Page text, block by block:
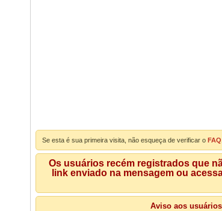
Se esta é sua primeira visita, não esqueça de verificar o FAQ
Os usuários recém registrados que
link enviado na mensagem ou
Aviso aos